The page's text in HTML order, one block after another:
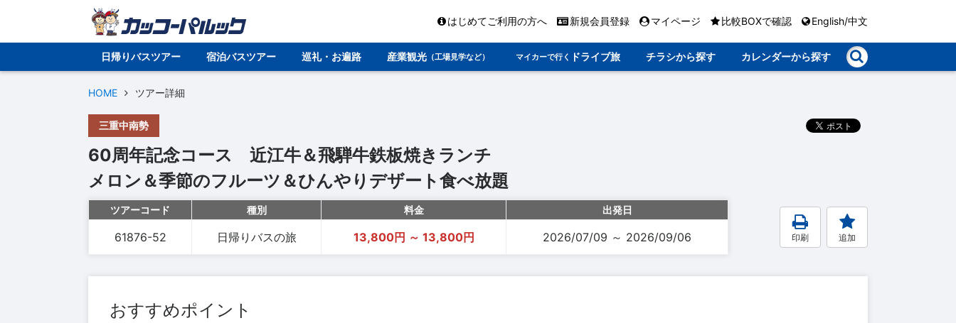
はじめてご利用の方へ 新規会員登録 マイページ 比較BOXで確認 English/中文
日帰りバスツアー 宿泊バスツアー 巡礼・お遍路 産業観光 （工場見学など） マイカーで行く ドライブ旅 チラシから探す カレンダーから探す
HOME ツアー詳細
三重中南勢
60周年記念コース 近江牛＆飛騨牛鉄板焼きランチ
メロン＆季節のフルーツ＆ひんやりデザート食べ放題
ツアーコード 種別 料金 出発日
61876-52 日帰りバスの旅 13,800円 ～ 13,800円 2026/07/09 ～ 2026/09/06 印刷 追加
おすすめポイント